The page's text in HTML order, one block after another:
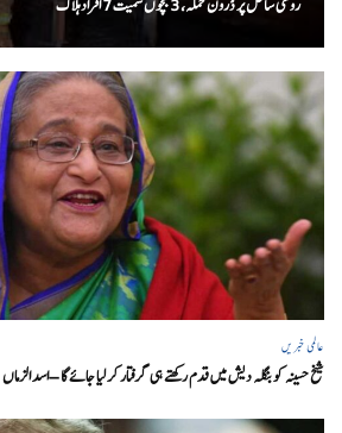
روسی ساحل پر ڈرون حملہ، 3 بچوں سمیت 7 افراد ہلاک
عالمی خبریں
شیخ حسینہ کو بنگلہ دیش میں قدم رکھتے ہی گرفتار کر لیا جائے گا – اسد الزماں